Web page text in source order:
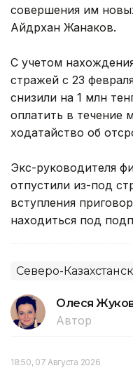
совершения им
Айдрхан Жанаков.
С учетом
стражей с 23
снизили на 1 млн
оплатить в течение
ходатайство об
Экс-руководителя
отпустили из-под
вступления
находиться под
Северо-
Олеся
Автор
18:50, 07 Августа 2026